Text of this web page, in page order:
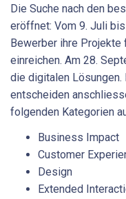
Die Suche nach den
eröffnet: Vom 9. Juli
Bewerber ihre
einreichen. Am 28.
die digitalen Lösungen.
entscheiden
folgenden Kategorien
Business Impact
Customer
Design
Extended